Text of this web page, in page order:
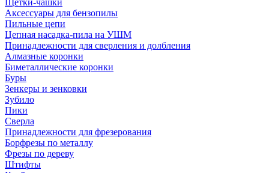
Щетки-чашки
Аксессуары для бензопилы
Пильные цепи
Цепная насадка-пила на УШМ
Принадлежности для сверления и долбления
Алмазные коронки
Биметаллические коронки
Буры
Зенкеры и зенковки
Зубило
Пики
Сверла
Принадлежности для фрезерования
Борфрезы по металлу
Фрезы по дереву
Штифты